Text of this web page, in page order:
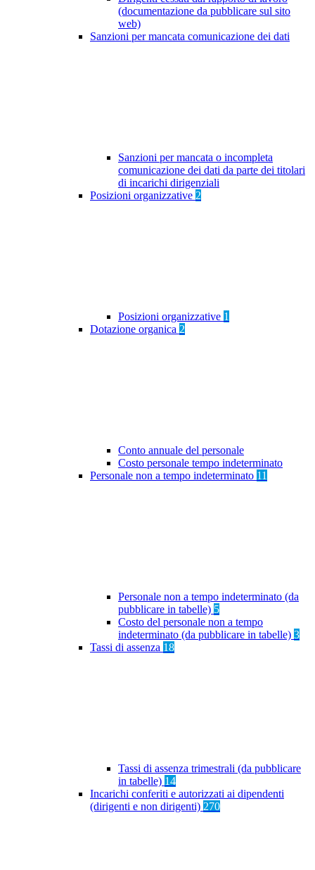
(documentazione da pubblicare sul sito
web)
Sanzioni per mancata comunicazione dei dati
Sanzioni per mancata o incompleta
comunicazione dei dati da parte dei titolari
di incarichi dirigenziali
Posizioni organizzative 2
Posizioni organizzative 1
Dotazione organica 2
Conto annuale del personale
Costo personale tempo indeterminato
Personale non a tempo indeterminato 11
Personale non a tempo indeterminato (da
pubblicare in tabelle) 5
Costo del personale non a tempo
indeterminato (da pubblicare in tabelle) 3
Tassi di assenza 18
Tassi di assenza trimestrali (da pubblicare
in tabelle) 14
Incarichi conferiti e autorizzati ai dipendenti
(dirigenti e non dirigenti) 270